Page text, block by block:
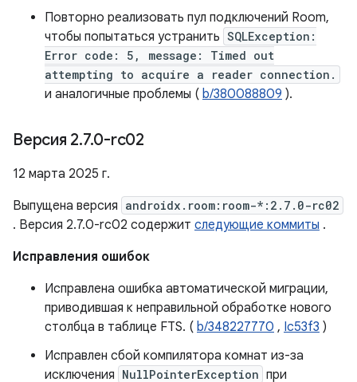
Повторно реализовать пул подключений Room,
чтобы попытаться устранить SQLException:
Error code: 5, message: Timed out
attempting to acquire a reader connection.
и аналогичные проблемы ( b/380088809 ).
Версия 2.7.0-rc02
12 марта 2025 г.
Выпущена версия androidx.room:room-*:2.7.0-rc02
. Версия 2.7.0-rc02 содержит следующие коммиты .
Исправления ошибок
Исправлена ​​ошибка автоматической миграции,
приводившая к неправильной обработке нового
столбца в таблице FTS. ( b/348227770 , Ic53f3 )
Исправлен сбой компилятора комнат из-за
исключения NullPointerException при